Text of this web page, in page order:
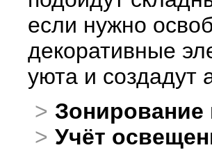
если нужно
декоративные
уюта и создадут
Зонирование
Учёт